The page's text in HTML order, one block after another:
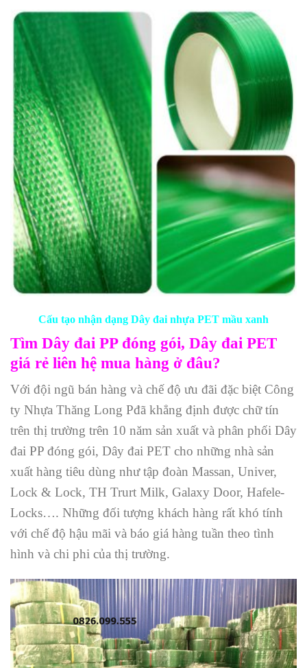
Cấu tạo nhận dạng Dây đai nhựa PET mầu xanh
Tìm Dây đai PP đóng gói, Dây đai PET
giá rẻ liên hệ mua hàng ở đâu?
Với đội ngũ bán hàng và chế độ ưu đãi đặc biệt Công
ty Nhựa Thăng Long Pđã khẳng định được chữ tín
trên thị trường trên 10 năm sản xuất và phân phối Dây
đai PP đóng gói, Dây đai PET cho những nhà sản
xuất hàng tiêu dùng như tập đoàn Massan, Univer,
Lock & Lock, TH Trurt Milk, Galaxy Door, Hafele-
Locks…. Những đối tượng khách hàng rất khó tính
với chế độ hậu mãi và báo giá hàng tuần theo tình
hình và chi phi của thị trường.